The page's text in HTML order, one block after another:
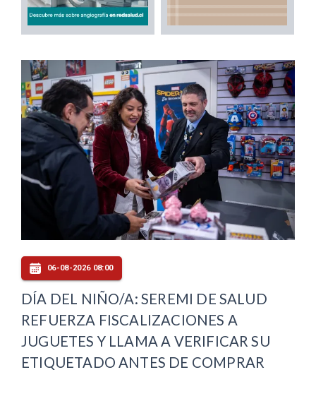
06-08-2026 08:00
DÍA DEL NIÑO/A: SEREMI DE SALUD
REFUERZA FISCALIZACIONES A
JUGUETES Y LLAMA A VERIFICAR SU
ETIQUETADO ANTES DE COMPRAR